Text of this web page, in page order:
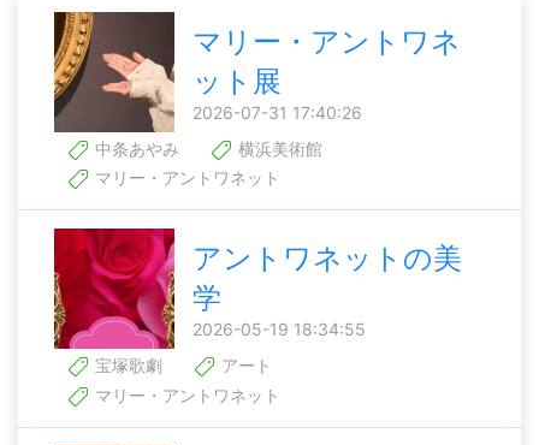
マリー・アントワネ
ット展
2026-07-31 17:40:26
中条あやみ
横浜美術館
マリー・アントワネット
アントワネットの美
学
2026-05-19 18:34:55
宝塚歌劇
アート
マリー・アントワネット